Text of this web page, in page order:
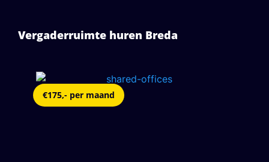
Vergaderruimte huren Breda
€175,- per maand